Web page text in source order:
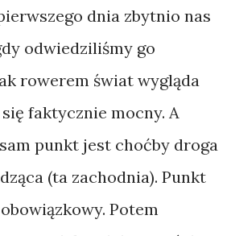
dnia zbytnio nas
odwiedziliśmy go
rowerem świat wygląda
faktycznie mocny. A
punkt jest choćby droga
(ta zachodnia). Punkt
Potem